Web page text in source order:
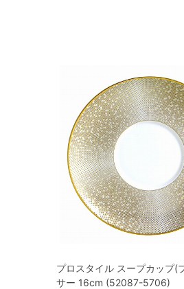
プロスタイル スープカップ(
サー 16cm (52087-5706)